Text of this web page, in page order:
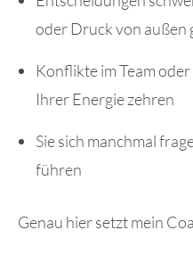
oder Druck von außen
Konflikte im Team
Ihrer Energie zehren
Sie sich manchmal
führen
Genau hier setzt mein